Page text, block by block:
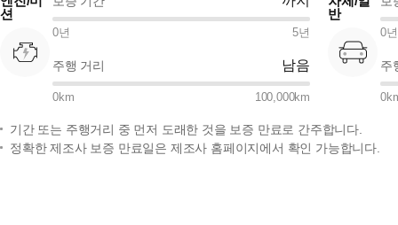
션
0년 5년
주행 거리 남음
0km 100,000km
반
0년
주
0
기간 또는 주행거리 중 먼저 도래한 것을 보증 만료로 간주합니다.
정확한 제조사 보증 만료일은 제조사 홈페이지에서 확인 가능합니다.